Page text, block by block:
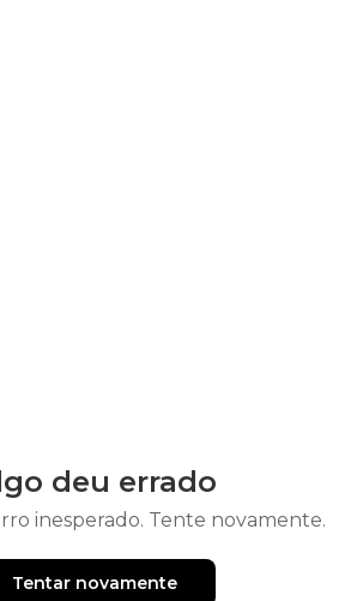
deu errado
inesperado. Tente novamente.
Tentar novamente